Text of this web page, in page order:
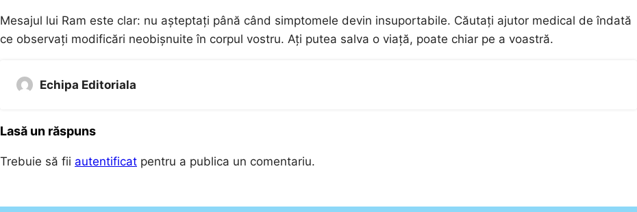
Mesajul lui Ram este clar: nu așteptați până când simptomele devin insuportabile. Căutați ajutor medical de îndată
ce observați modificări neobișnuite în corpul vostru. Ați putea salva o viață, poate chiar pe a voastră.
Echipa Editoriala
Lasă un răspuns
Trebuie să fii autentificat pentru a publica un comentariu.